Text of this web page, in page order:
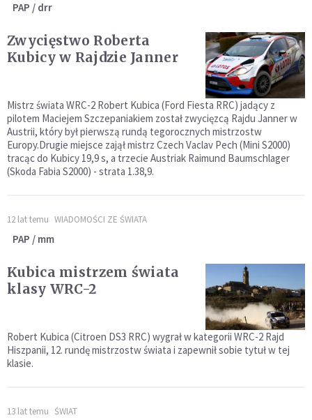
PAP / drr
Zwycięstwo Roberta
Kubicy w Rajdzie Janner
Mistrz świata WRC-2 Robert Kubica (Ford Fiesta RRC) jadący z
pilotem Maciejem Szczepaniakiem został zwycięzcą Rajdu Janner w
Austrii, który był pierwszą rundą tegorocznych mistrzostw
Europy.Drugie miejsce zajął mistrz Czech Vaclav Pech (Mini S2000)
tracąc do Kubicy 19,9 s, a trzecie Austriak Raimund Baumschlager
(Skoda Fabia S2000) - strata 1.38,9.
12 lat temu WIADOMOŚCI ZE ŚWIATA
PAP / mm
Kubica mistrzem świata
klasy WRC-2
Robert Kubica (Citroen DS3 RRC) wygrał w kategorii WRC-2 Rajd
Hiszpanii, 12. rundę mistrzostw świata i zapewnił sobie tytuł w tej
klasie.
13 lat temu ŚWIAT